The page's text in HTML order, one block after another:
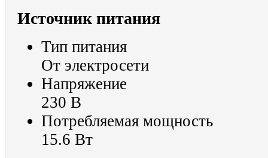
Источник питания
Тип питания
От электросети
Напряжение
230 В
Потребляемая мощность
15.6 Вт